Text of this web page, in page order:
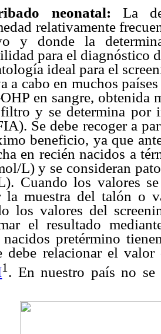
neonatal: La
relativamente
y donde la
para el diagnóstico
ideal para el
a cabo en muchos
en sangre, obtenida
y se determina por
Se debe recoger a
beneficio, ya que
en recién nacidos a
L) y se consideran
Cuando los valores
la muestra del talón o
los valores del
el resultado
nacidos pretérmino
debe relacionar el
1 . En nuestro país no se